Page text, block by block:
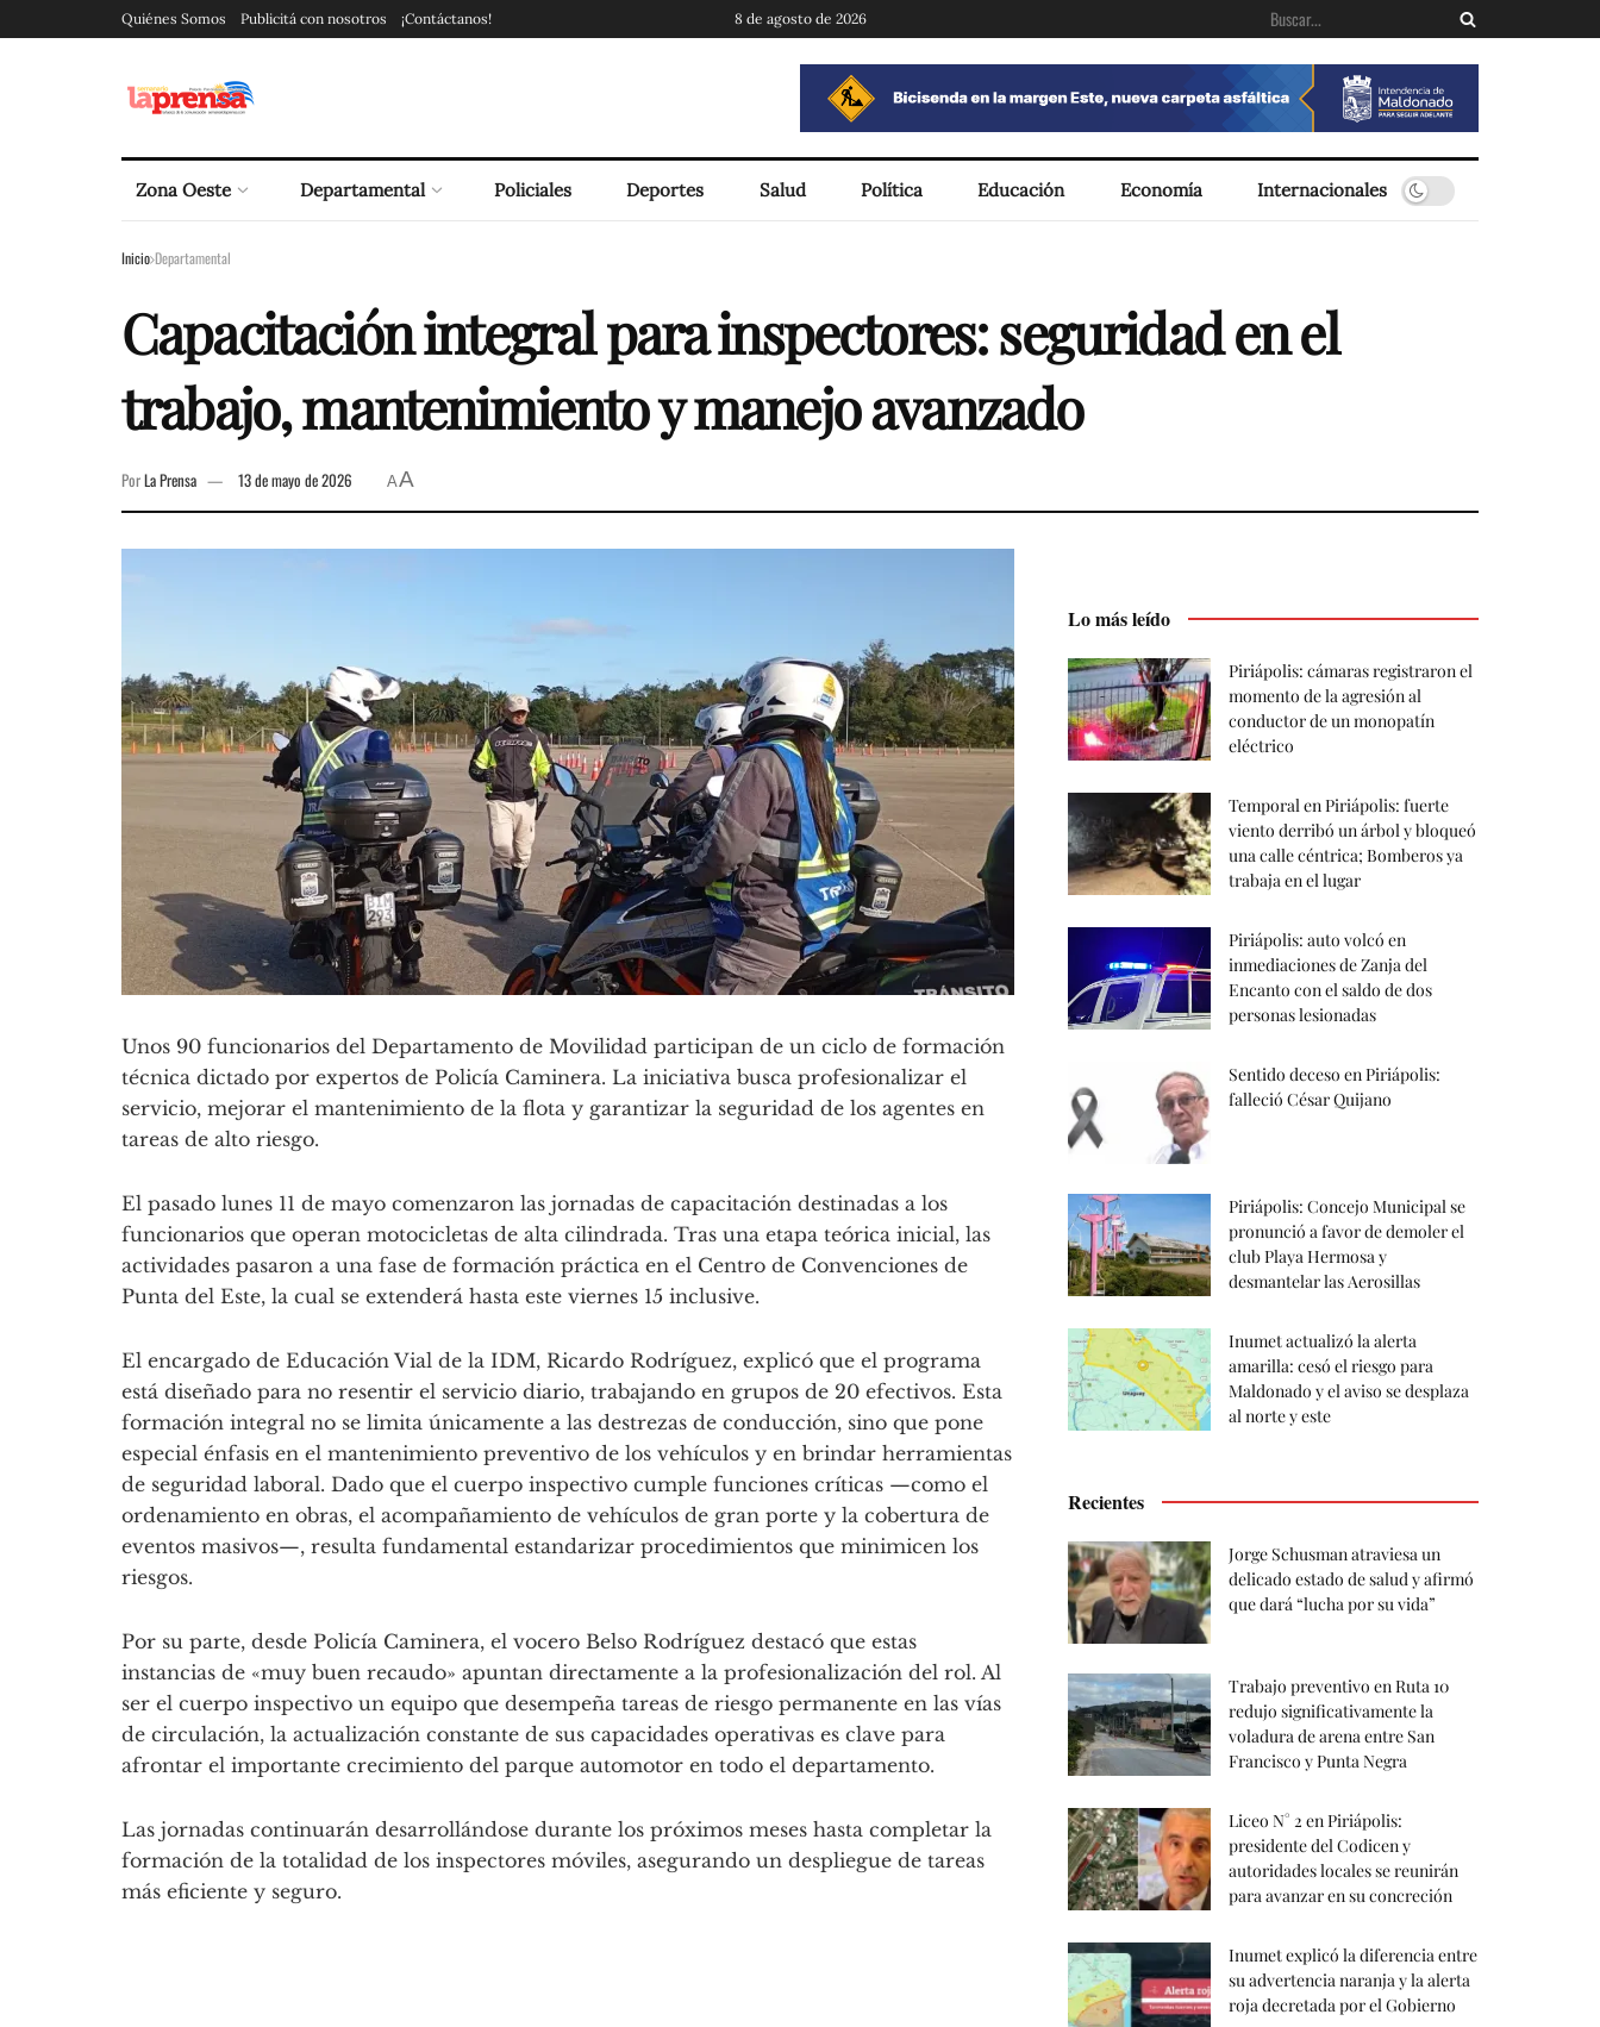
Quiénes Somos Publicitá con nosotros ¡Contáctanos! 8 de agosto de 2026
Zona Oeste Departamental Policiales Deportes Salud Política Educación Economía Internacionales
Inicio Departamental
Capacitación integral para inspectores: seguridad en el
trabajo, mantenimiento y manejo avanzado
PorLa Prensa 13 de mayo de 2026 AA
Unos 90 funcionarios del Departamento de Movilidad participan de un ciclo de formación
técnica dictado por expertos de Policía Caminera. La iniciativa busca profesionalizar el
servicio, mejorar el mantenimiento de la flota y garantizar la seguridad de los agentes en
tareas de alto riesgo.
El pasado lunes 11 de mayo comenzaron las jornadas de capacitación destinadas a los
funcionarios que operan motocicletas de alta cilindrada. Tras una etapa teórica inicial, las
actividades pasaron a una fase de formación práctica en el Centro de Convenciones de
Punta del Este, la cual se extenderá hasta este viernes 15 inclusive.
El encargado de Educación Vial de la IDM, Ricardo Rodríguez, explicó que el programa
está diseñado para no resentir el servicio diario, trabajando en grupos de 20 efectivos. Esta
formación integral no se limita únicamente a las destrezas de conducción, sino que pone
especial énfasis en el mantenimiento preventivo de los vehículos y en brindar herramientas
de seguridad laboral. Dado que el cuerpo inspectivo cumple funciones críticas —como el
ordenamiento en obras, el acompañamiento de vehículos de gran porte y la cobertura de
eventos masivos—, resulta fundamental estandarizar procedimientos que minimicen los
riesgos.
Por su parte, desde Policía Caminera, el vocero Belso Rodríguez destacó que estas
instancias de «muy buen recaudo» apuntan directamente a la profesionalización del rol. Al
ser el cuerpo inspectivo un equipo que desempeña tareas de riesgo permanente en las vías
de circulación, la actualización constante de sus capacidades operativas es clave para
afrontar el importante crecimiento del parque automotor en todo el departamento.
Las jornadas continuarán desarrollándose durante los próximos meses hasta completar la
formación de la totalidad de los inspectores móviles, asegurando un despliegue de tareas
más eficiente y seguro.
Lo más leído
Piriápolis: cámaras registraron el
momento de la agresión al
conductor de un monopatín
eléctrico
Temporal en Piriápolis: fuerte
viento derribó un árbol y bloqueó
una calle céntrica; Bomberos ya
trabaja en el lugar
Piriápolis: auto volcó en
inmediaciones de Zanja del
Encanto con el saldo de dos
personas lesionadas
Sentido deceso en Piriápolis:
falleció César Quijano
Piriápolis: Concejo Municipal se
pronunció a favor de demoler el
club Playa Hermosa y
desmantelar las Aerosillas
Inumet actualizó la alerta
amarilla: cesó el riesgo para
Maldonado y el aviso se desplaza
al norte y este
Recientes
Jorge Schusman atraviesa un
delicado estado de salud y afirmó
que dará “lucha por su vida”
Trabajo preventivo en Ruta 10
redujo significativamente la
voladura de arena entre San
Francisco y Punta Negra
Liceo N° 2 en Piriápolis:
presidente del Codicen y
autoridades locales se reunirán
para avanzar en su concreción
Inumet explicó la diferencia entre
su advertencia naranja y la alerta
roja decretada por el Gobierno